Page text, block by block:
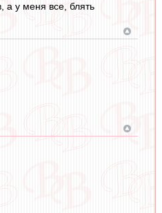
а у меня все, блять